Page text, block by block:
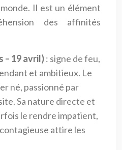
Il est un élément
des affinités
– 19 avril): signe de feu,
et ambitieux. Le
né, passionné par
Sa nature directe et
le rendre impatient,
attire les